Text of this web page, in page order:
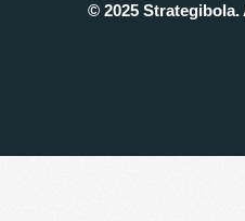
© 2025